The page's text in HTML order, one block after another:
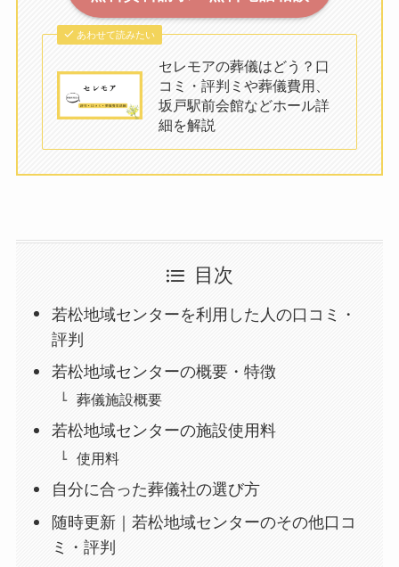
あわせて読みたい
セレモアの葬儀はどう？口
コミ・評判ミや葬儀費用、
坂戸駅前会館などホール詳
細を解説
目次
若松地域センターを利用した人の口コミ・
評判
若松地域センターの概要・特徴
葬儀施設概要
若松地域センターの施設使用料
使用料
自分に合った葬儀社の選び方
随時更新｜若松地域センターのその他口コ
ミ・評判